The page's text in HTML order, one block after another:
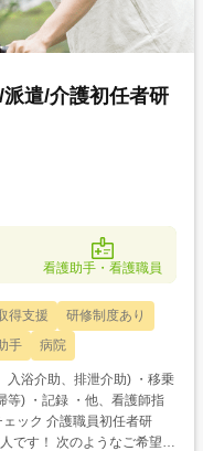
遣/介護初任者研
看護助手・看護職員
得支援
研修制度あり
手 病院
等) ・記録 ・他、看護師指
任者研
ご希望が